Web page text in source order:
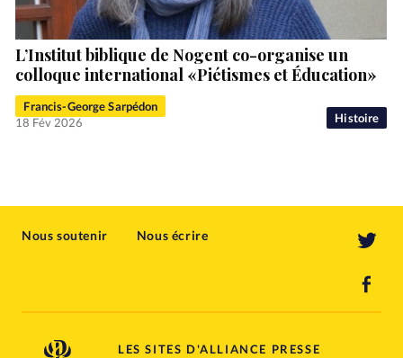
Histoire
L’Institut biblique de Nogent co-organise un
colloque international «Piétismes et Éducation»
Francis-George Sarpédon
18 Fév 2026
Nous soutenir Nous écrire
LES SITES D'ALLIANCE PRESSE